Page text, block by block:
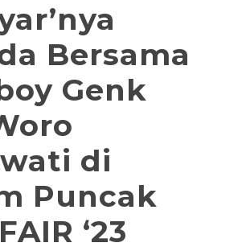
Bersama
Genk
di
Puncak
‘23